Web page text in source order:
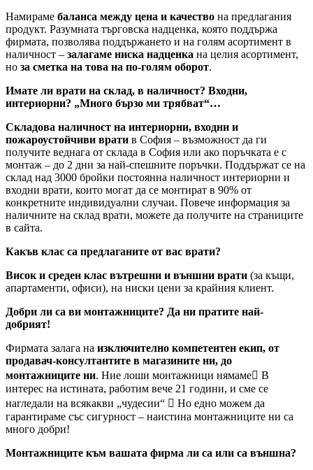
Намираме баланса между цена и качество на предлагания
продукт. Разумната търговска надценка, която поддържа
фирмата, позволява поддържането и на голям асортимент в
наличност – залагаме ниска надценка на целия асортимент,
но за сметка на това на по-голям оборот.
Имате ли врати на склад, в наличност? Входни,
интериорни? „Много бързо ми трябват“…
Складова наличност на интериорни, входни и
пожароустойчиви врати в София – възможност да ги
получите веднага от склада в София или ако поръчката е с
монтаж – до 2 дни за най-спешните поръчки. Поддържат се на
склад над 3000 бройки постоянна наличност интериорни и
входни врати, които могат да се монтират в 90% от
конкретните индивидуални случаи. Повече информация за
наличните на склад врати, можете да получите на страниците
в сайта.
Какъв клас са предлаганите от вас врати?
Висок и среден клас вътрешни и външни врати (за къщи,
апартаменти, офиси), на ниски цени за крайния клиент.
Добри ли са ви монтажниците? Да ни пратите най-
добрият!
Фирмата залага на изключително компетентен екип, от
продавач-консултантите в магазините ни, до
монтажниците ни. Ние лоши монтажници нямаме В
интерес на истината, работим вече 21 години, и сме се
нагледали на всякакви „чудесии“  Но едно можем да
гарантираме със сигурност – наистина монтажниците ни са
много добри!
Монтажниците към вашата фирма ли са или са външна?